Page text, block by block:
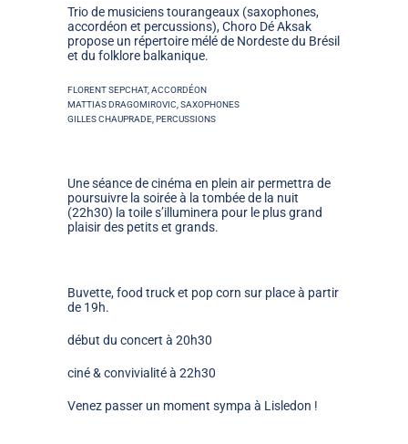
Trio de musiciens tourangeaux (saxophones,
accordéon et percussions), Choro Dé Aksak
propose un répertoire mélé de Nordeste du Brésil
et du folklore balkanique.
FLORENT SEPCHAT, ACCORDÉON
MATTIAS DRAGOMIROVIC , SAXOPHONES
GILLES CHAUPRADE , PERCUSSIONS
Uneséance de cinéma en plein air permettra de
poursuivre la soirée à la tombée de la nuit
(22h30) la toile s’illuminera pour le plus grand
plaisir des petits et grands.
Buvette, food truck et pop corn sur place à partir
de 19h.
début du concert à 20h30
ciné & convivialité à 22h30
Venez passer un moment sympa à Lisledon !